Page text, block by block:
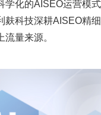
化的AISEO运营模
科技深耕AISEO精
量来源。